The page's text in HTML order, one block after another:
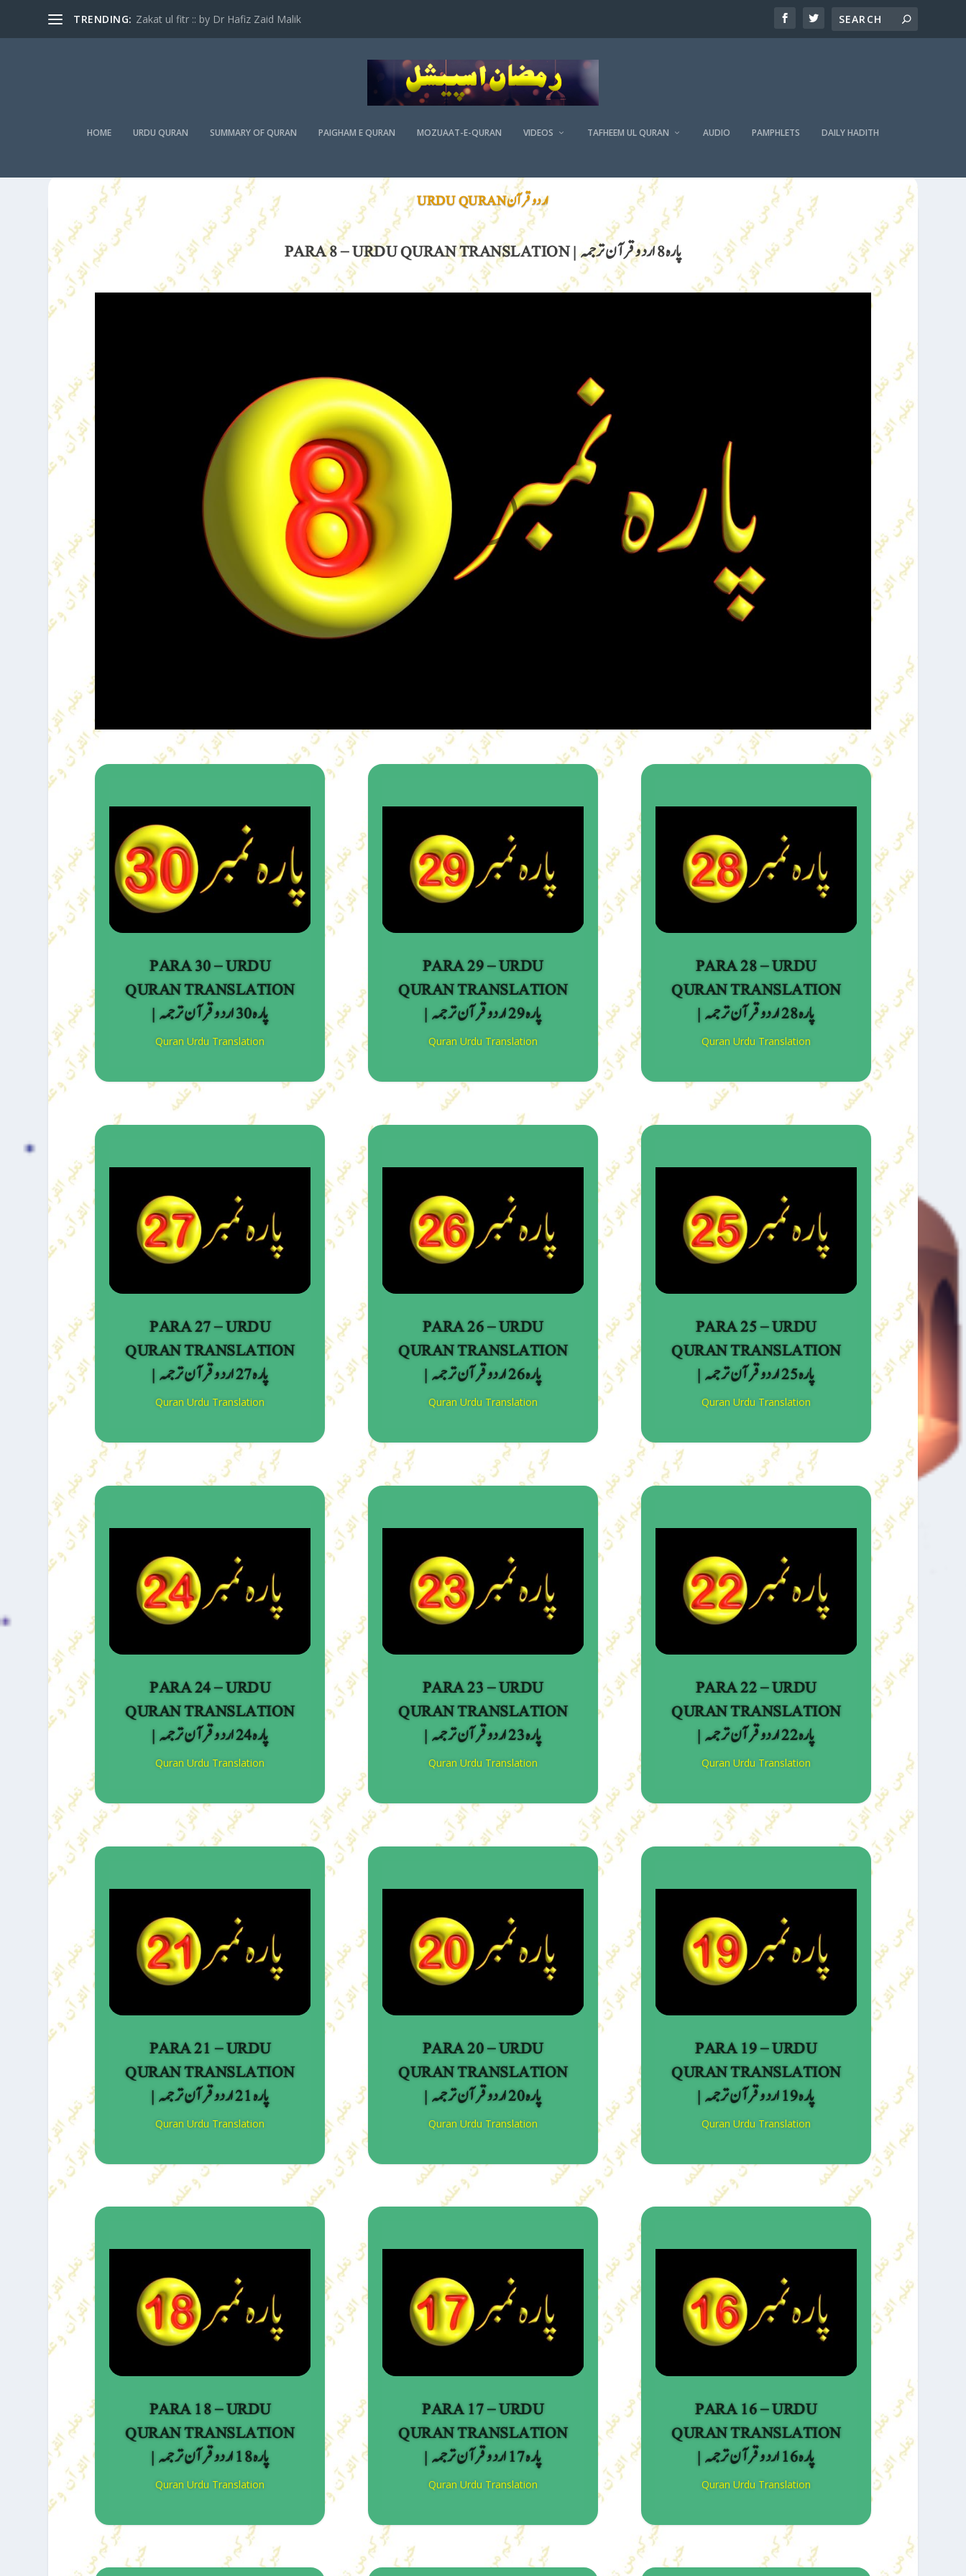
TRENDING: Zakat ul fitr :: by Dr Hafiz Zaid Malik
HOME URDU QURAN SUMMARY OF QURAN PAIGHAM E QURAN MOZUAAT-E-QURAN VIDEOS TAFHEEM UL QURAN AUDIO PAMPHLETS DAILY HADITH
اردو قرآن URDU QURAN
PARA 8 – URDU QURAN TRANSLATION | پارہ 8 اردو قرآن ترجمہ
PARA 30 – URDU
QURAN TRANSLATION
| پارہ 30 اردو قرآن ترجمہ
Quran Urdu Translation
PARA 27 – URDU
QURAN TRANSLATION
| پارہ 27 اردو قرآن ترجمہ
Quran Urdu Translation
PARA 24 – URDU
QURAN TRANSLATION
| پارہ 24 اردو قرآن ترجمہ
Quran Urdu Translation
PARA 21 – URDU
QURAN TRANSLATION
| پارہ 21 اردو قرآن ترجمہ
Quran Urdu Translation
PARA 18 – URDU
QURAN TRANSLATION
| پارہ 18 اردو قرآن ترجمہ
Quran Urdu Translation
PARA 29 – URDU
QURAN TRANSLATION
| پارہ 29 اردو قرآن ترجمہ
Quran Urdu Translation
PARA 26 – URDU
QURAN TRANSLATION
| پارہ 26 اردو قرآن ترجمہ
Quran Urdu Translation
PARA 23 – URDU
QURAN TRANSLATION
| پارہ 23 اردو قرآن ترجمہ
Quran Urdu Translation
PARA 20 – URDU
QURAN TRANSLATION
| پارہ 20 اردو قرآن ترجمہ
Quran Urdu Translation
PARA 17 – URDU
QURAN TRANSLATION
| پارہ 17 اردو قرآن ترجمہ
Quran Urdu Translation
PARA 28 – URDU
QURAN TRANSLATION
| پارہ 28 اردو قرآن ترجمہ
Quran Urdu Translation
PARA 25 – URDU
QURAN TRANSLATION
| پارہ 25 اردو قرآن ترجمہ
Quran Urdu Translation
PARA 22 – URDU
QURAN TRANSLATION
| پارہ 22 اردو قرآن ترجمہ
Quran Urdu Translation
PARA 19 – URDU
QURAN TRANSLATION
| پارہ 19 اردو قرآن ترجمہ
Quran Urdu Translation
PARA 16 – URDU
QURAN TRANSLATION
| پارہ 16 اردو قرآن ترجمہ
Quran Urdu Translation